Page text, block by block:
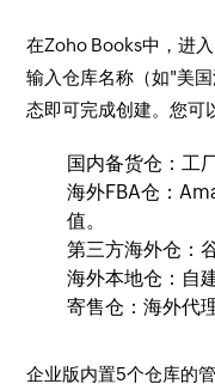
在Zoho Books中，进
输入仓库名称（如"美
态即可完成创建。您可
国内备货仓：工
海外FBA仓：
值。
第三方海外仓：
海外本地仓：自
寄售仓：海外代
企业版内置5个仓库的